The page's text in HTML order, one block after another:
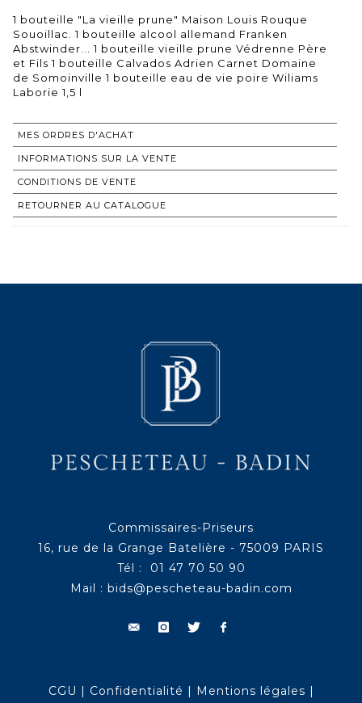
1 bouteille "La vieille prune" Maison Louis Rouque
Souoillac. 1 bouteille alcool allemand Franken
Abstwinder... 1 bouteille vieille prune Védrenne Père
et Fils 1 bouteille Calvados Adrien Carnet Domaine
de Somoinville 1 bouteille eau de vie poire Wiliams
Laborie 1,5 l
MES ORDRES D'ACHAT
INFORMATIONS SUR LA VENTE
CONDITIONS DE VENTE
RETOURNER AU CATALOGUE
Commissaires-Priseurs
16, rue de la Grange Batelière - 75009 PARIS
Tél : 01 47 70 50 90
Mail : bids@pescheteau-badin.com
CGU | Confidentialité | Mentions légales |